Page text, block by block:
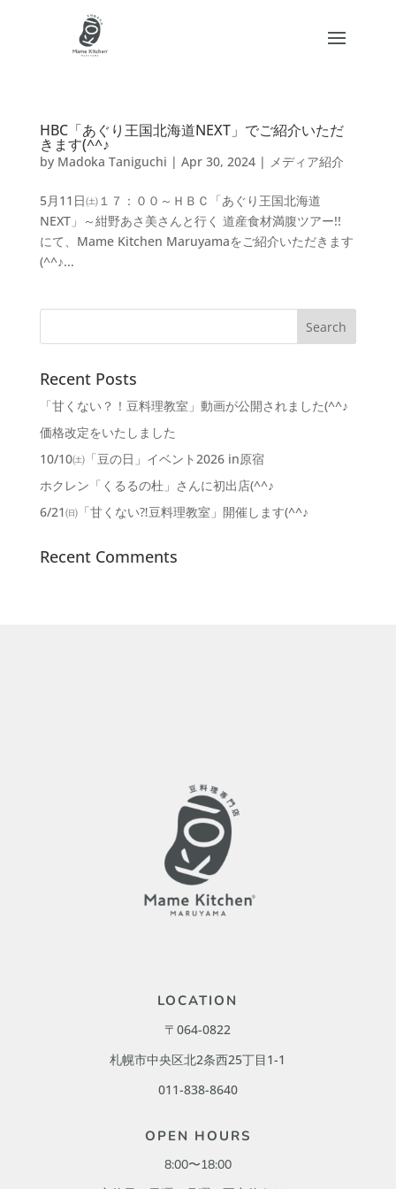
HBC「あぐり王国北海道NEXT」でご紹介いただ
きます(^^♪
by Madoka Taniguchi | Apr 30, 2024| メディア紹介
5月11日㈯１７：００～ＨＢＣ「あぐり王国北海道
NEXT」～紺野あさ美さんと行く 道産食材満腹ツアー!!
にて、Mame Kitchen Maruyamaをご紹介いただきます
(^^♪...
Recent Posts
「甘くない？！豆料理教室」動画が公開されました(^^♪
価格改定をいたしました
10/10㈯「豆の日」イベント2026 in原宿
ホクレン「くるるの杜」さんに初出店(^^♪
6/21㈰「甘くない⁈豆料理教室」開催します(^^♪
Recent Comments
LOCATION
〒064-0822
札幌市中央区北2条西25丁目1-1
011-838-8640
OPEN HOURS
8:00〜18:00